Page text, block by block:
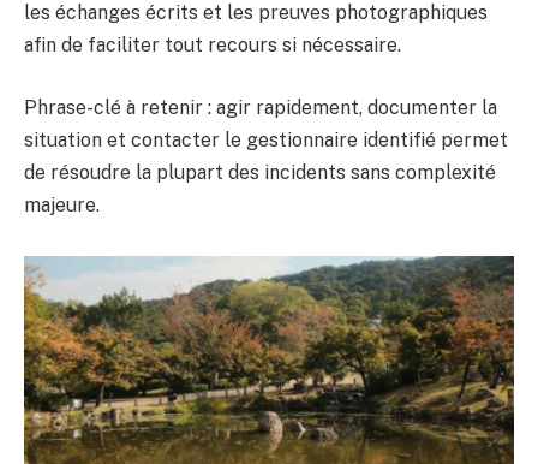
les échanges écrits et les preuves photographiques
afin de faciliter tout recours si nécessaire.
Phrase-clé à retenir : agir rapidement, documenter la
situation et contacter le gestionnaire identifié permet
de résoudre la plupart des incidents sans complexité
majeure.